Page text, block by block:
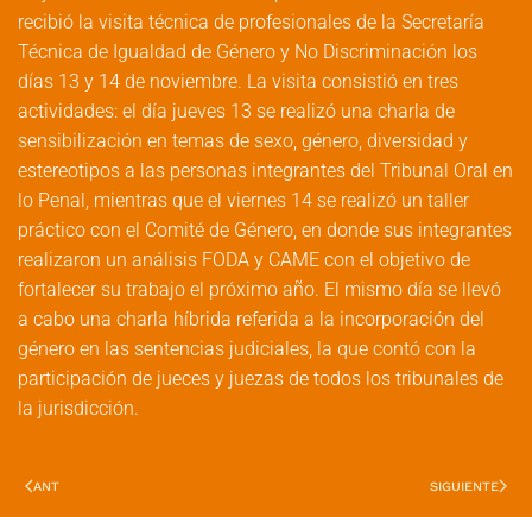
recibió la visita técnica de profesionales de la Secretaría
Técnica de Igualdad de Género y No Discriminación los
días 13 y 14 de noviembre. La visita consistió en tres
actividades: el día jueves 13 se realizó una charla de
sensibilización en temas de sexo, género, diversidad y
estereotipos a las personas integrantes del Tribunal Oral en
lo Penal, mientras que el viernes 14 se realizó un taller
práctico con el Comité de Género, en donde sus integrantes
realizaron un análisis FODA y CAME con el objetivo de
fortalecer su trabajo el próximo año. El mismo día se llevó
a cabo una charla híbrida referida a la incorporación del
género en las sentencias judiciales, la que contó con la
participación de jueces y juezas de todos los tribunales de
la jurisdicción.
ANT SIGUIENTE